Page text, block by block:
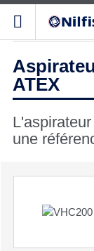
ATEX
une